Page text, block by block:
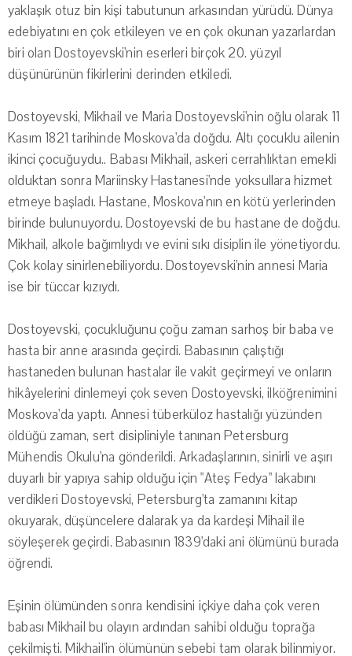
yaklaşık otuz bin kişi tabutunun arkasından yürüdü. Dünya
edebiyatını en çok etkileyen ve en çok okunan yazarlardan
biri olan Dostoyevski'nin eserleri birçok 20. yüzyıl
düşünürünün fikirlerini derinden etkiledi.
Dostoyevski, Mikhail ve Maria Dostoyevski'nin oğlu olarak 11
Kasım 1821 tarihinde Moskova'da doğdu. Altı çocuklu ailenin
ikinci çocuğuydu.. Babası Mikhail, askeri cerrahlıktan emekli
olduktan sonra Mariinsky Hastanesi'nde yoksullara hizmet
etmeye başladı. Hastane, Moskova'nın en kötü yerlerinden
birinde bulunuyordu. Dostoyevski de bu hastane de doğdu.
Mikhail, alkole bağımlıydı ve evini sıkı disiplin ile yönetiyordu.
Çok kolay sinirlenebiliyordu. Dostoyevski'nin annesi Maria
ise bir tüccar kızıydı.
Dostoyevski, çocukluğunu çoğu zaman sarhoş bir baba ve
hasta bir anne arasında geçirdi. Babasının çalıştığı
hastaneden bulunan hastalar ile vakit geçirmeyi ve onların
hikâyelerini dinlemeyi çok seven Dostoyevski, ilköğrenimini
Moskova'da yaptı. Annesi tüberküloz hastalığı yüzünden
öldüğü zaman, sert disipliniyle tanınan Petersburg
Mühendis Okulu'na gönderildi. Arkadaşlarının, sinirli ve aşırı
duyarlı bir yapıya sahip olduğu için "Ateş Fedya" lakabını
verdikleri Dostoyevski, Petersburg'ta zamanını kitap
okuyarak, düşüncelere dalarak ya da kardeşi Mihail ile
söyleşerek geçirdi. Babasının 1839'daki ani ölümünü burada
öğrendi.
Eşinin ölümünden sonra kendisini içkiye daha çok veren
babası Mikhail bu olayın ardından sahibi olduğu toprağa
çekilmişti. Mikhail'in ölümünün sebebi tam olarak bilinmiyor.